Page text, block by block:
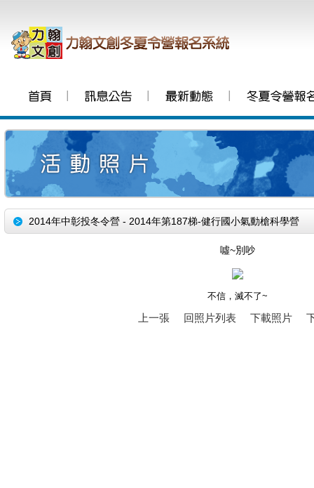
2014年中彰投冬令營 - 2014年第187梯-健行國小氣動槍科學營
噓~別吵
不信，滅不了~
上一張 回照片列表 下載照片